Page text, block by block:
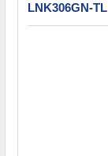
LNK306GN-TL